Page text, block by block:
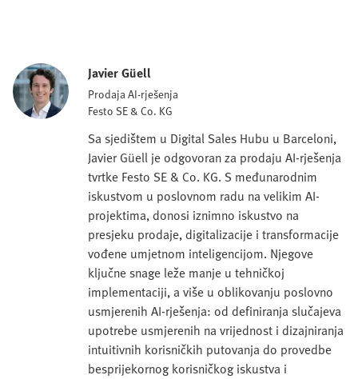
Javier Güell
Prodaja AI-rješenja
Festo SE & Co. KG
Sa sjedištem u Digital Sales Hubu u Barceloni,
Javier Güell je odgovoran za prodaju AI-rješenja
tvrtke Festo SE & Co. KG. S međunarodnim
iskustvom u poslovnom radu na velikim AI-
projektima, donosi iznimno iskustvo na
presjeku prodaje, digitalizacije i transformacije
vođene umjetnom inteligencijom. Njegove
ključne snage leže manje u tehničkoj
implementaciji, a više u oblikovanju poslovno
usmjerenih AI-rješenja: od definiranja slučajeva
upotrebe usmjerenih na vrijednost i dizajniranja
intuitivnih korisničkih putovanja do provedbe
besprijekornog korisničkog iskustva i